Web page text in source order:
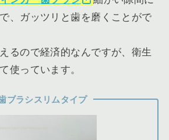
、ガッツリと歯を磨くことがで
るので経済的なんですが、衛生
使っています。
ブラシスリムタイプ